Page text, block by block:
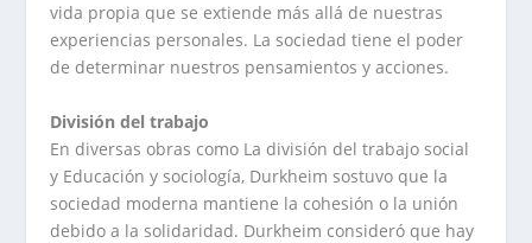
vida propia que se extiende más allá de nuestras
experiencias personales. La sociedad tiene el poder
de determinar nuestros pensamientos y acciones.
División del trabajo
En diversas obras como La división del trabajo social
y Educación y sociología, Durkheim sostuvo que la
sociedad moderna mantiene la cohesión o la unión
debido a la solidaridad. Durkheim consideró que hay